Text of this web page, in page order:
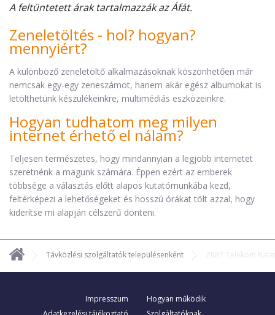
A feltüntetett árak tartalmazzák az Áfát.
Zeneletöltés - hol? hogyan?
mennyiért?
A különböző zeneletöltő alkalmazásoknak köszönhetően már
nemcsak egy-egy zeneszámot, hanem akár egész albumokat is
letölthetünk készülékeinkre, multimédiás eszközeinkre.
Hogyan tudhatom meg milyen
internet érhető el nálam?
Teljesen természetes, hogy mindannyian a legjobb internetet
szeretnénk a magunk számára. Éppen ezért az emberek
többsége a választás előtt alapos kutatómunkába kezd,
feltérképezi a lehetőségeket és hosszú órákat tölt azzal, hogy
kiderítse mi alapján célszerű dönteni.
Távközlési szolgáltatók településenként ZNET Telekom
Impresszum
Hogyan működik